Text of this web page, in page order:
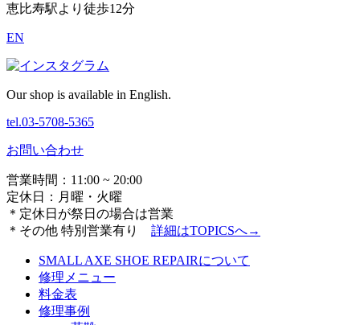
恵比寿駅より徒歩12分
EN
Our shop is available in English.
tel.03-5708-5365
お問い合わせ
営業時間：11:00 ~ 20:00
定休日：月曜・火曜
＊定休日が祭日の場合は営業
＊その他 特別営業有り 詳細はTOPICSへ→
SMALL AXE SHOE REPAIRについて
修理メニュー
料金表
修理事例